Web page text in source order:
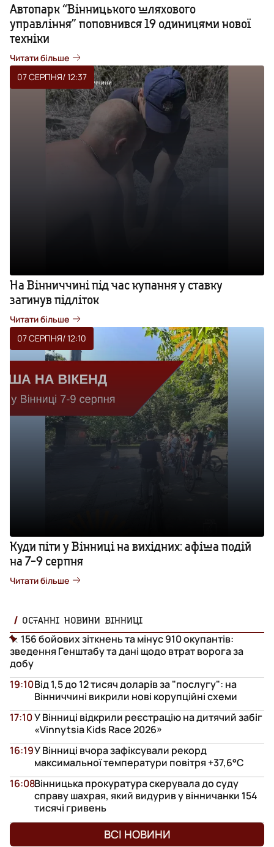
Автопарк “Вінницького шляхового
управління” поповнився 19 одиницями нової
техніки
Читати більше
07 СЕРПНЯ/ 12:37
На Вінниччині під час купання у ставку
загинув підліток
Читати більше
07 СЕРПНЯ/ 12:10
Куди піти у Вінниці на вихідних: афіша подій
на 7-9 серпня
Читати більше
ОСТАННІ НОВИНИ ВІННИЦІ
156 бойових зіткнень та мінус 910 окупантів:
зведення Генштабу та дані щодо втрат ворога за
добу
Від 1,5 до 12 тисяч доларів за "послугу": на
Вінниччині викрили нові корупційні схеми
19:10
У Вінниці відкрили реєстрацію на дитячий забіг
«Vinnytsia Kids Race 2026»
17:10
У Вінниці вчора зафіксували рекорд
максимальної температури повітря +37,6°С
16:19
Вінницька прокуратура скерувала до суду
справу шахрая, який видурив у вінничанки 154
тисячі гривень
16:08
ВСІ НОВИНИ